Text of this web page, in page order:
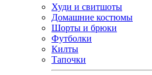
Худи и свитшоты
Домашние костюмы
Шорты и брюки
Футболки
Килты
Тапочки